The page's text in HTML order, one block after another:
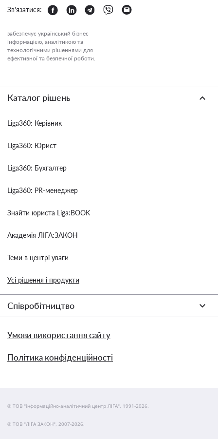
Зв'язатися:
забезпечує український бізнес
інформацією, аналітикою та
технологічними рішеннями для
ефективної та безпечної роботи.
Каталог рішень
Liga360: Керівник
Liga360: Юрист
Liga360: Бухгалтер
Liga360: PR-менеджер
Знайти юриста Liga:BOOK
Академія ЛІГА:ЗАКОН
Теми в центрі уваги
Усі рішення і продукти
Співробітництво
Умови використання сайту
Політика конфіденційності
© ТОВ "інформаційно-аналітичний центр ЛІГА", 1991-2026.
© ТОВ "ЛІГА ЗАКОН", 2007-2026.